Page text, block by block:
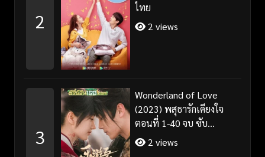
2
ไทย
2 views
3
Wonderland of Love
(2023) พสุธารักเคียงใจ
ตอนที่ 1-40 จบ ซับ
ไทย+พากย์ไทย
2 views